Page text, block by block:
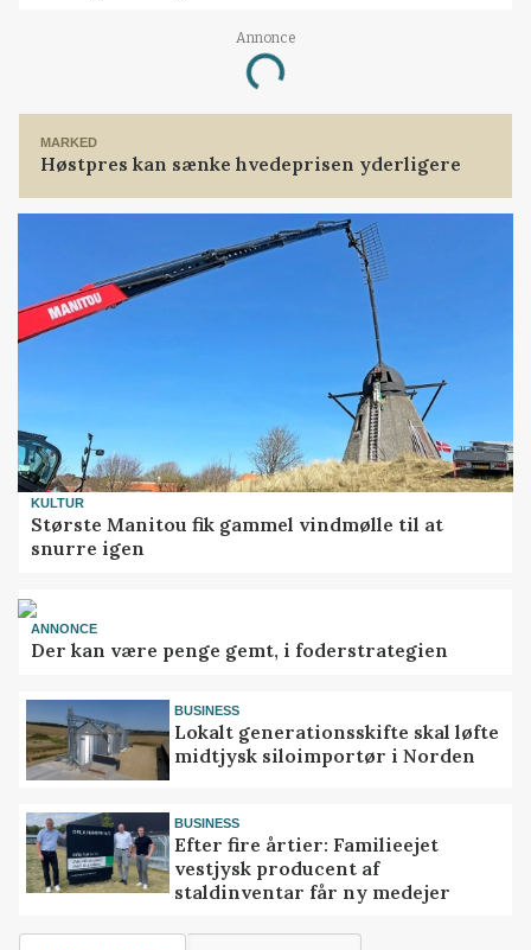
Annonce
Loading...
MARKED
Høstpres kan sænke hvedeprisen yderligere
KULTUR
Største Manitou fik gammel vindmølle til at
snurre igen
ANNONCE
Der kan være penge gemt, i foderstrategien
BUSINESS
Lokalt generationsskifte skal løfte
midtjysk siloimportør i Norden
BUSINESS
Efter fire årtier: Familieejet
vestjysk producent af
staldinventar får ny medejer